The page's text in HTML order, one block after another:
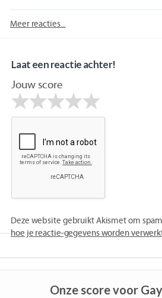
Meer reacties...
Laat een reactie achter!
Jouw score
Deze website gebruikt Akismet om
hoe je reactie-gegevens worden
Onze score voor